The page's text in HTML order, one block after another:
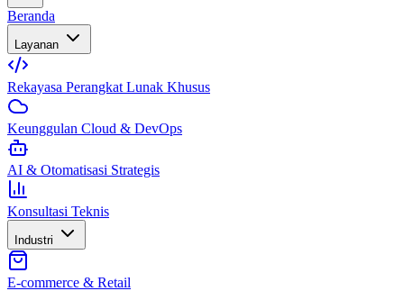
Beranda
Layanan
Rekayasa Perangkat Lunak Khusus
Keunggulan Cloud & DevOps
AI & Otomatisasi Strategis
Konsultasi Teknis
Industri
E-commerce & Retail